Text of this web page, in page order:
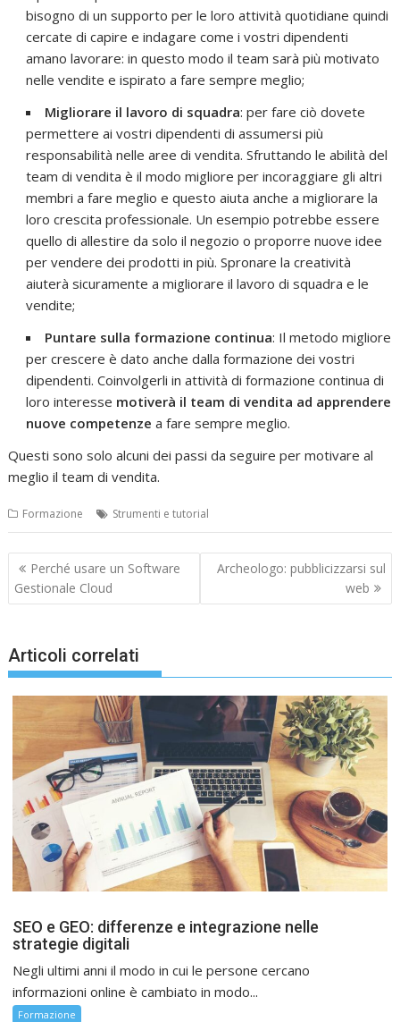
bisogno di un supporto per le loro attività quotidiane quindi
cercate di capire e indagare come i vostri dipendenti
amano lavorare: in questo modo il team sarà più motivato
nelle vendite e ispirato a fare sempre meglio;
Migliorare il lavoro di squadra: per fare ciò dovete
permettere ai vostri dipendenti di assumersi più
responsabilità nelle aree di vendita. Sfruttando le abilità del
team di vendita è il modo migliore per incoraggiare gli altri
membri a fare meglio e questo aiuta anche a migliorare la
loro crescita professionale. Un esempio potrebbe essere
quello di allestire da solo il negozio o proporre nuove idee
per vendere dei prodotti in più. Spronare la creatività
aiuterà sicuramente a migliorare il lavoro di squadra e le
vendite;
Puntare sulla formazione continua: Il metodo migliore
per crescere è dato anche dalla formazione dei vostri
dipendenti. Coinvolgerli in attività di formazione continua di
loro interesse motiverà il team di vendita ad apprendere
nuove competenze a fare sempre meglio.
Questi sono solo alcuni dei passi da seguire per motivare al
meglio il team di vendita.
Formazione Strumenti e tutorial
Navigazione
articoli
Perché usare un Software
Gestionale Cloud
Archeologo: pubblicizzarsi sul
web
Articoli correlati
SEO e GEO: differenze e integrazione nelle
strategie digitali
Negli ultimi anni il modo in cui le persone cercano
informazioni online è cambiato in modo...
Formazione